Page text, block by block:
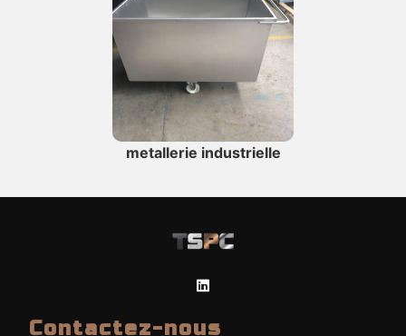
metallerie industrielle
Contactez-nous